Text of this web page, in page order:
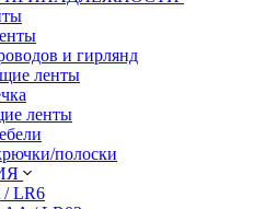
и гирлянд
ленты
ленты
полоски
/ LR6